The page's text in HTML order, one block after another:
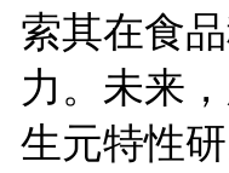
索其在食
力。未来
生元特性